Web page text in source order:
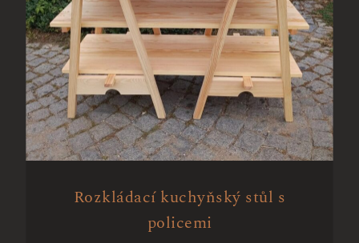
Rozkládací kuchyňský stůl s
policemi